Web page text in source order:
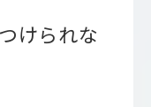
けられな